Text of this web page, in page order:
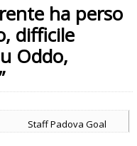
ha perso
difficile
Oddo,
Staff Padova Goal